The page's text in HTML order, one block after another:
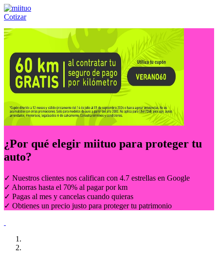
Cotizar
Llámanos al:(55) 84-21-05-00 ó
¿Por qué elegir miituo para proteger tu
auto?
✓ Nuestros clientes nos califican con 4.7 estrellas en Google
✓ Ahorras hasta el 70% al pagar por km
✓ Pagas al mes y cancelas cuando quieras
✓ Obtienes un precio justo para proteger tu patrimonio